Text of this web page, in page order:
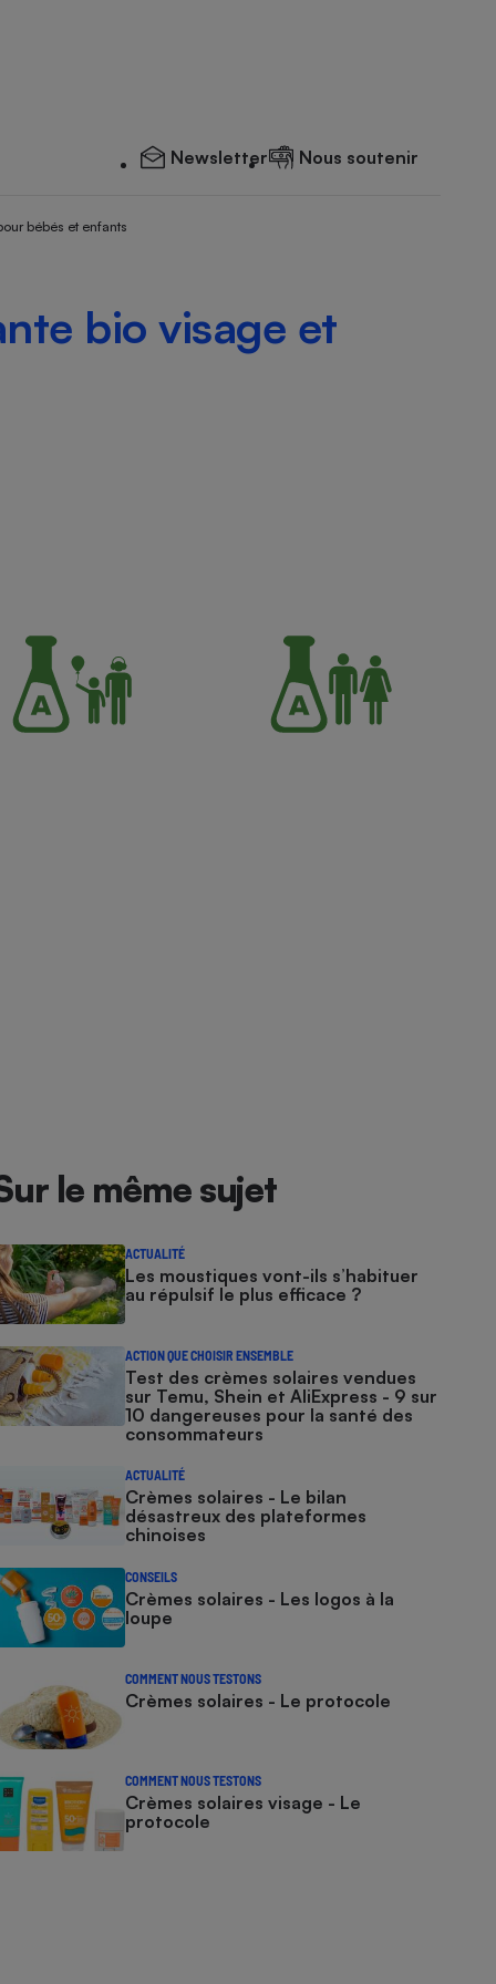
Newsletter Nous soutenir
bébés et enfants
bio visage et
le même sujet
ACTUALITÉ
Les moustiques vont-ils s’habituer
au répulsif le plus efficace ?
ACTION QUE CHOISIR ENSEMBLE
Test des crèmes solaires vendues
sur Temu, Shein et AliExpress - 9 sur
10 dangereuses pour la santé des
consommateurs
ACTUALITÉ
Crèmes solaires - Le bilan
désastreux des plateformes
chinoises
CONSEILS
Crèmes solaires - Les logos à la
loupe
COMMENT NOUS TESTONS
Crèmes solaires - Le protocole
COMMENT NOUS TESTONS
Crèmes solaires visage - Le
protocole